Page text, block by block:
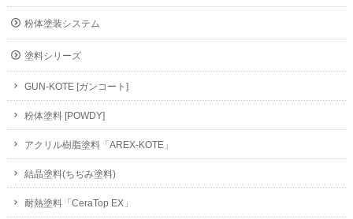
粉体塗装システム
塗料シリーズ
GUN-KOTE [ガンコート]
粉体塗料 [POWDY]
アクリル樹脂塗料「AREX-KOTE」
結晶塗料(ちぢみ塗料)
耐熱塗料「CeraTop EX」